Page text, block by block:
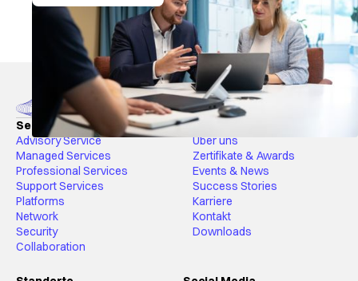
Services & Solutions
Advisory Service
Managed Services
Professional Services
Support Services
Platforms
Network
Security
Collaboration
Netcloud
Über uns
Zertifikate & Awards
Events & News
Success Stories
Karriere
Kontakt
Downloads